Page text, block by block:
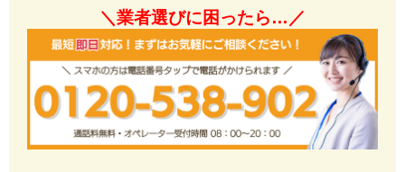
＼業者選びに困ったら…／